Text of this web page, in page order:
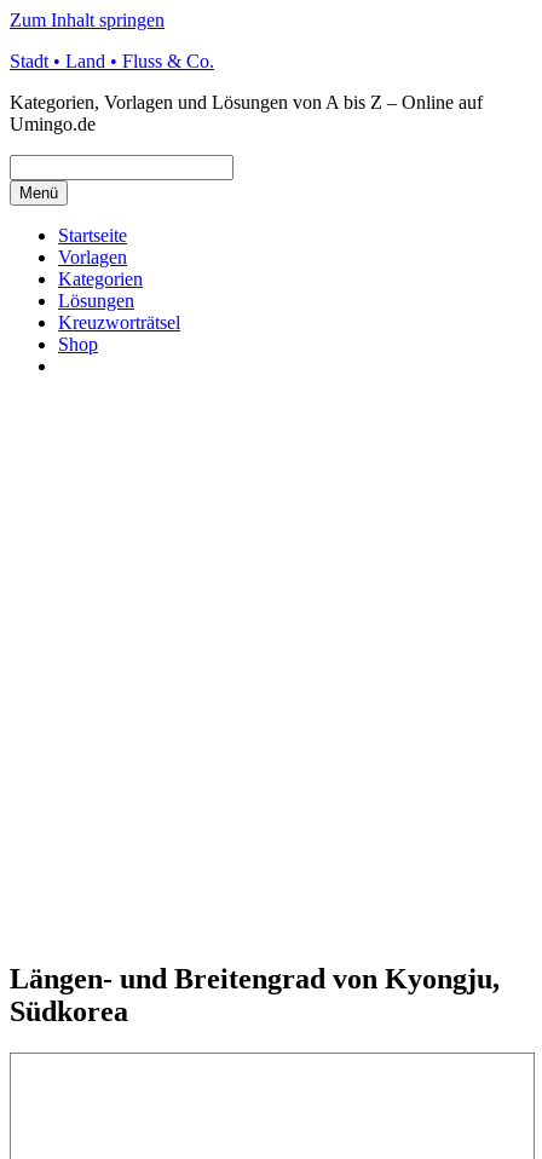
Zum Inhalt springen
Stadt • Land • Fluss & Co.
Kategorien, Vorlagen und Lösungen von A bis Z – Online auf
Umingo.de
Menü
Startseite
Vorlagen
Kategorien
Lösungen
Kreuzworträtsel
Shop
Längen- und Breitengrad von Kyongju,
Südkorea